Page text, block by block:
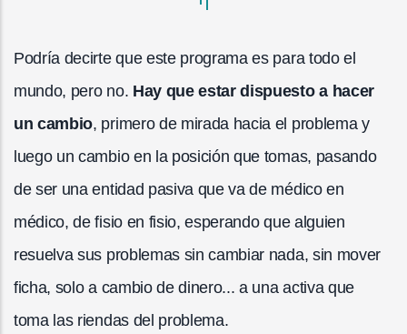
Podría decirte que este programa es para todo el
mundo, pero no. Hay que estar dispuesto a hacer
un cambio, primero de mirada hacia el problema y
luego un cambio en la posición que tomas, pasando
de ser una entidad pasiva que va de médico en
médico, de fisio en fisio, esperando que alguien
resuelva sus problemas sin cambiar nada, sin mover
ficha, solo a cambio de dinero... a una activa que
toma las riendas del problema.